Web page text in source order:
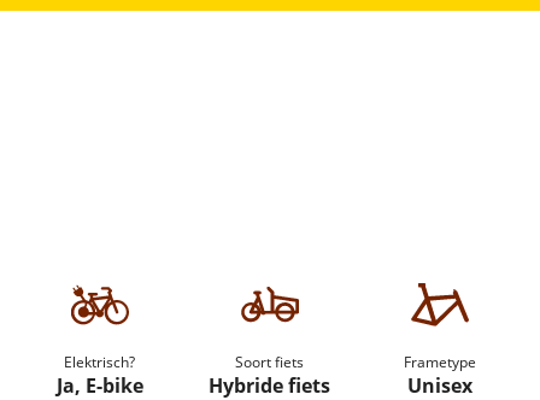
Elektrisch?
Ja, E-bike
Soort fiets
Hybride fiets
Frametype
Unisex